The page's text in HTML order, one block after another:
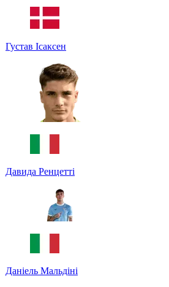
Густав Ісаксен
Давида Ренцетті
Даніель Мальдіні